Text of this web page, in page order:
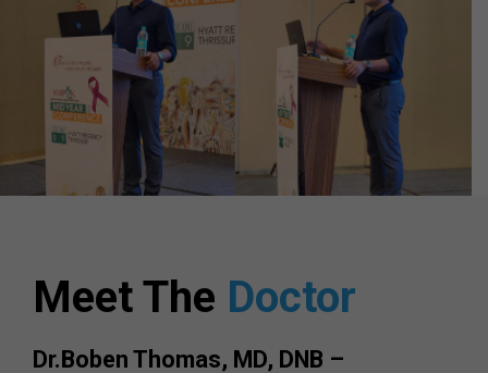
Meet The Doctor
Dr.Boben Thomas, MD, DNB –